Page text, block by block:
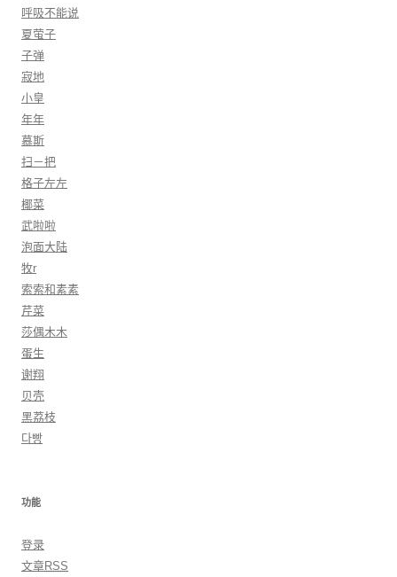
呼吸不能说
夏萤子
子弹
寂地
小皇
年年
慕斯
扫－把
格子左左
椰菜
武啦啦
泡面大陆
牧r
索索和素素
芹菜
莎偶木木
蛋生
谢翔
贝壳
黑荔枝
다빵
功能
登录
文章RSS